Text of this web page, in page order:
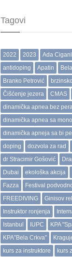
Tagovi
2022 2023 Ada
antidoping
Apatin
Branko Petrović
Čišćenje jezera
CMAS
dinamička apnea bez
dinamička apnea sa
dinamička apneja sa bi
doping
dozvola za rad
dr Stracimir Gošović
Dubai
ekološka akcija
Fazza
Festival
FREEDIVING
Ginisov
Instruktor ronjenja
Istanbul
IUPC KPA
KPA”Bela Crkva”
kurs za instruktore
kurs